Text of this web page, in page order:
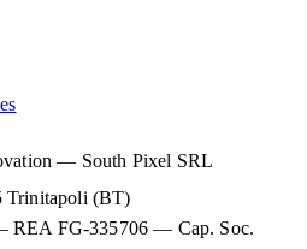
— South Pixel SRL
Trinitapoli (BT)
REA FG-335706 — Cap. Soc.